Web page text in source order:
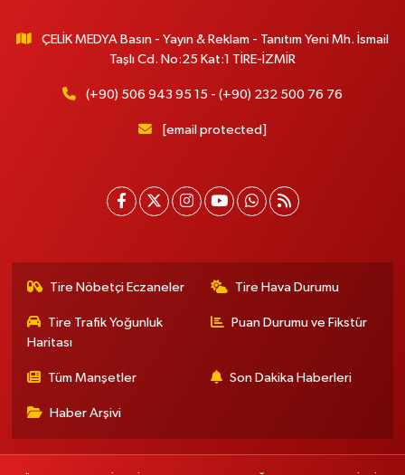
ÇELİK MEDYA Basın - Yayın & Reklam - Tanıtım Yeni Mh. İsmail
Taşlı Cd. No:25 Kat:1 TİRE-İZMİR
(+90) 506 943 95 15 - (+90) 232 500 76 76
[email protected]
Tire Nöbetçi Eczaneler Tire Hava Durumu
Tire Trafik Yoğunluk
Haritası
Puan Durumu ve Fikstür
Tüm Manşetler Son Dakika Haberleri
Haber Arşivi